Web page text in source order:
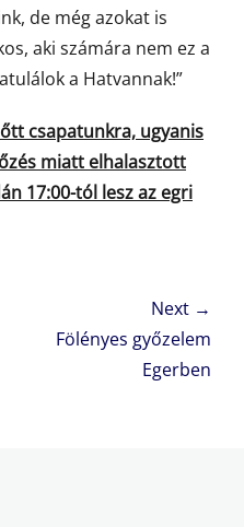
de még azokat is
aki számára nem ez a
a Hatvannak!”
csapatunkra, ugyanis
miatt elhalasztott
17:00-tól lesz az egri
Next →
Fölényes győzelem
Egerben